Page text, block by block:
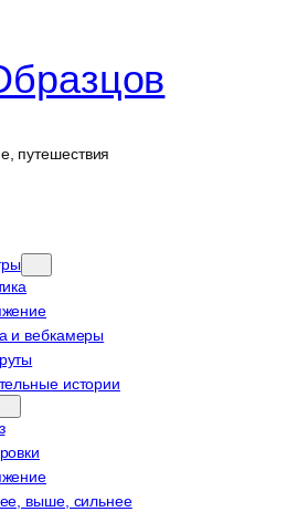
путешествия
и вебкамеры
истории
выше, сильнее